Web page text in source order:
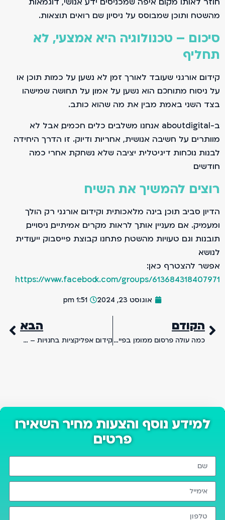
מהשטח ותוכן שמבוסס על ניסיון, שם רואים תוצאות.
סיכום – טכנולוגיה היא אמצעי, לא
תחליף
קידום אורגני שעובד לאורך זמן לא נשען על כמות תוכן או
על ניסוח מתוחכם. הוא נשען על אמון. על תחושה שמישהו
בצד השני באמת מבין את מה שהוא כותב.
ב-aboutdigital אנחנו משלבים כלים חכמים, אבל לא
מוותרים על חשיבה אנושית, אחריות ודיוק. זו הדרך היחידה
לבנות נוכחות דיגיטלית יציבה שלא נשחקת אחרי כמה
חודשים.
רוצים להמשיך את השיח
הדיון סביב תוכן, בינה מלאכותית וקידום אורגני רק הולך
ומעמיק. אם מעניין אותך לראות מקרים אמיתיים, ניסויים,
תובנות וגם טעויות מהשטח, פתחנו קבוצת פייסבוק ייעודית
לנושא.
אפשר להצטרף כאן:
https://www.facebook.com/groups/613684318407971
אוגוסט 23, 2024 1:51 pm
הקודם
כמה עולה פרסום ממומן בפייסבוק? – כל המידע על עלות פרסום בפייסבוק
הבא
קידום אפליקציות בחנויות – מה זה ASO ואיך זה עובד?
למידע נוסף והצעות מחיר השאירו
פרטים